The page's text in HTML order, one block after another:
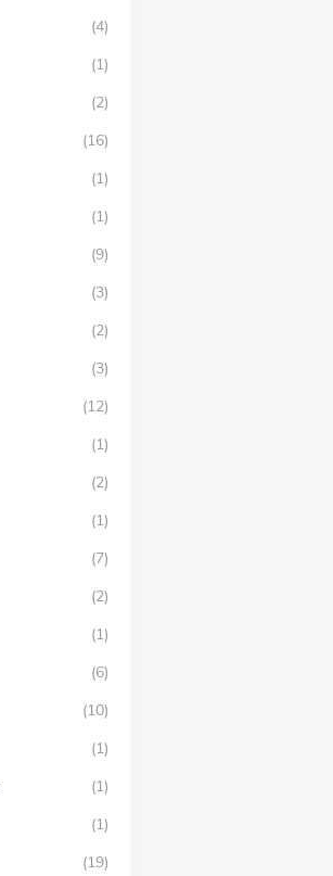
(4)
(1)
(2)
(16)
(1)
(1)
(9)
(3)
(2)
(3)
(12)
(1)
(2)
(1)
(7)
(2)
(1)
(6)
(10)
(1)
(1)
(1)
(19)